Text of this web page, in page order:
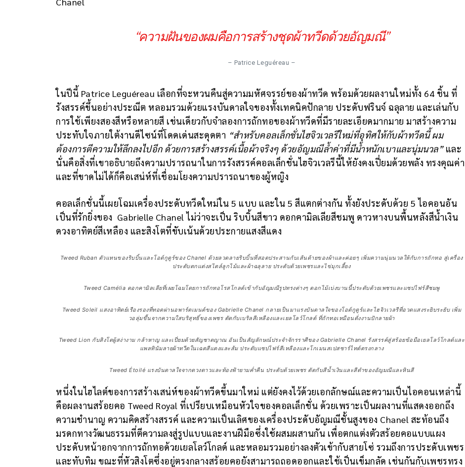
“ความฝันของผมคือการสร้างชุดผ้าทวีดด้วยอัญมณี”
– Patrice Leguéreau –
ในปีนี้ Patrice Leguéreau เลือกที่จะหวนคืนสู่ความมหัศจรรย์ของผ้าทวีด พร้อมด้วยผลงานใหม่ทั้ง 64 ชิ้น ที่
รังสรรค์ขึ้นอย่างประณีต หลอมรวมด้วยแรงบันดาลใจของทั้งเทคนิคปักลาย ประดับฟรินจ์ ฉลุลาย และเล่นกับ
การใช้เพียงสองสีหรือหลายสี เช่นเดียวกับจำลองการถักทอของผ้าทวีดที่มีรายละเอียดมากมาย มาสร้างความ
ประทับใจภายใต้งานดีไซน์ที่โดดเด่นสะดุดตา “สำหรับคอลเล็กชั่นไฮจิวเวลรีใหม่ที่อุทิศให้กับผ้าทวีดนี้ ผม
ต้องการตีความให้ลึกลงไปอีก ด้วยการสร้างสรรค์เนื้อผ้าจริงๆ ด้วยอัญมณีล้ำค่าที่มีน้ำหนักเบาและนุ่มนวล”และ
นั่นคือสิ่งที่เขาอธิบายถึงความปรารถนาในการรังสรรค์คอลเล็กชั่นไฮจิวเวลรีนี้ให้ยังคงเปี่ยมด้วยพลัง ทรงคุณค่า
และที่ขาดไม่ได้ก็คือเสน่ห์ที่เชื่อมโยงความปรารถนาของผู้หญิง
คอลเล็กชั่นนี้เผยโฉมเครื่องประดับทวีดใหม่ใน 5 แบบ และใน 5 สีแตกต่างกัน ทั้งยังประดับด้วย 5 ไอคอนอัน
เป็นที่รักยิ่งของ Gabrielle Chanel ไม่ว่าจะเป็น ริบบิ้นสีขาว ดอกคามิลเลียสีชมพู ดาวหางบนพื้นหลังสีน้ำเงิน
ดวงอาทิตย์สีเหลือง และสิงโตที่ขับเน้นด้วยประกายแสงสีแดง
Tweed Ruban ตัวแทนของริบบิ้นและโอต์กูตูร์ของ Chanel ด้วยลวดลายริบบิ้นที่สอดประสานกับเส้นด้ายของผ้าและค่อยๆ เพิ่มความนุ่มนวลให้กับการถักทอ สู่เครื่อง
ประดับตกแต่งสไตล์ลูกไม้และผ้าฉลุลาย ประดับด้วยเพชรและไข่มุกเลี้ยง
Tweed Camélia ดอกคามิลเลียที่เผยโฉมโดยการถักทอโรสโกลด์เข้ากับอัญมณีรูปทรงต่างๆ ดอกไม้เบ่งบานนี้ประดับด้วยเพชรและแซปไฟร์สีชมพู
Tweed Soleil แสงอาทิตย์เรืองรองที่ทอดผ่านอพาร์ตเมนต์ของ Gabrielle Chanel กลายเป็นมาแรงบันดาลใจของโอต์กูตูร์และไฮจิวเวลรีที่อวดแสงระยิบระยับ เพิ่ม
วอลุ่มขึ้นจากความใสบริสุทธิ์ของเพชร ตัดกับเบริลสีเหลืองและเยลโลว์โกลด์ ที่ถักทอเหมือนดั่งงานปักลายผ้า
Tweed Lion กับสิงโตผู้สง่างาม กล้าหาญ และเปี่ยมด้วยสัญชาตญาณ อันเป็นสัญลักษณ์ประจำจักรราศีของ Gabrielle Chanel รังสรรค์สู่สร้อยข้อมือเยลโลว์โกลด์และ
แพลทินัมลายผ้าทวีดในเฉดสีแดงและส้ม ประดับแซปไฟร์สีเหลืองและโกเมนสเปสซาร์ไทต์ตรงกลาง
Tweed Étoilé แรงบันดาลใจจากดวงดาวและท้องฟ้ายามค่ำคืน ประดับด้วยเพชร ตัดกับสีน้ำเงินและสีดำของอัญมณีและหินสี
หนึ่งในไฮไลต์ของการสร้างเสน่ห์ของผ้าทวีดขึ้นมาใหม่ แต่ยังคงไว้ด้วยเอกลักษณ์และความเป็นไอคอนเหล่านี้
คือผลงานสร้อยคอ Tweed Royal ที่เปรียบเหมือนหัวใจของคอลเล็กชั่น ด้วยเพราะเป็นผลงานที่แสดงออกถึง
ความชำนาญ ความคิดสร้างสรรค์ และความเป็นเลิศของเครื่องประดับอัญมณีชั้นสูงของ Chanel สะท้อนถึง
มรดกทางวัฒนธรรมที่ตีความลงสู่รูปแบบและงานฝีมือซึ่งใช้ผสมผสานกัน เพื่อตกแต่งตัวสร้อยคอแบบแผง
ประดับหน้าอกจากการถักทอด้วยเยลโลว์โกลด์ และหลอมรวมอย่างลงตัวเข้ากับสายโซ่ รวมถึงการประดับเพชร
และทับทิม ขณะที่หัวสิงโตซึ่งอยู่ตรงกลางสร้อยคอยังสามารถถอดออกและใช้เป็นเข็มกลัด เช่นกันกับเพชรทรง